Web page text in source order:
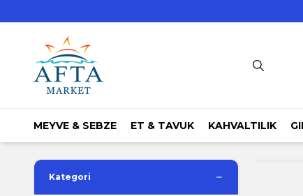
MEYVE & SEBZE ET & TAVUK KAHVALTILIK
Kategori